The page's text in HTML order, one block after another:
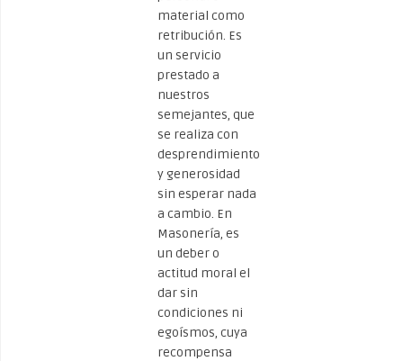
material como
retribución. Es
un servicio
prestado a
nuestros
semejantes, que
se realiza con
desprendimiento
y generosidad
sin esperar nada
a cambio. En
Masonería, es
un deber o
actitud moral el
dar sin
condiciones ni
egoísmos, cuya
recompensa